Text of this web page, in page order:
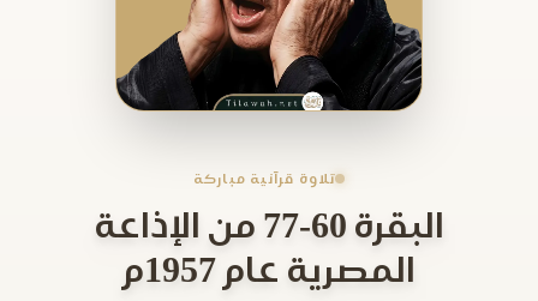
تلاوة قرآنية مباركة
البقرة 60-77 من الإذاعة
المصرية عام 1957م